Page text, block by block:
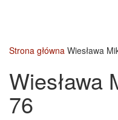
Strona główna Wiesława
Wiesława
76